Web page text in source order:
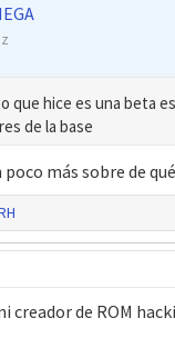
que hice es una beta
de la base
más sobre de
creador de ROM